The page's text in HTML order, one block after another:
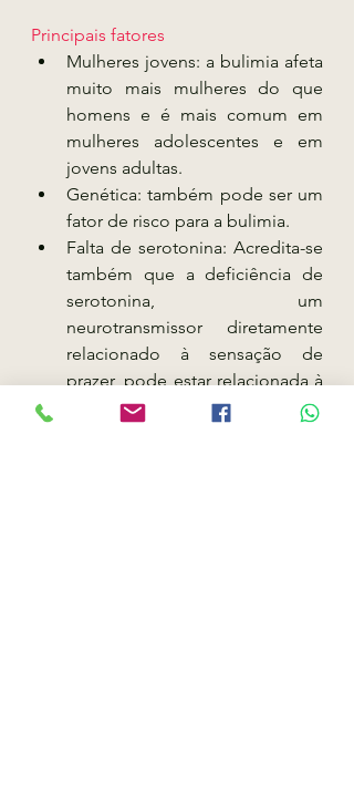
Principais fatores
Mulheres jovens: a bulimia afeta
muito mais mulheres do que
homens e é mais comum em
mulheres adolescentes e em
jovens adultas.
Genética: também pode ser um
fator de risco para a bulimia.
Falta de serotonina: Acredita-se
também que a deficiência de
serotonina, um
neurotransmissor diretamente
relacionado à sensação de
prazer, pode estar relacionada à
bulimia.